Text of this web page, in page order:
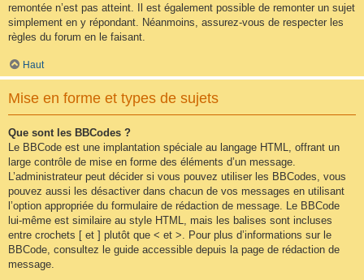
remontée n’est pas atteint. Il est également possible de remonter un sujet
simplement en y répondant. Néanmoins, assurez-vous de respecter les
règles du forum en le faisant.
Haut
Mise en forme et types de sujets
Que sont les BBCodes ?
Le BBCode est une implantation spéciale au langage HTML, offrant un
large contrôle de mise en forme des éléments d’un message.
L’administrateur peut décider si vous pouvez utiliser les BBCodes, vous
pouvez aussi les désactiver dans chacun de vos messages en utilisant
l’option appropriée du formulaire de rédaction de message. Le BBCode
lui-même est similaire au style HTML, mais les balises sont incluses
entre crochets [ et ] plutôt que < et >. Pour plus d’informations sur le
BBCode, consultez le guide accessible depuis la page de rédaction de
message.